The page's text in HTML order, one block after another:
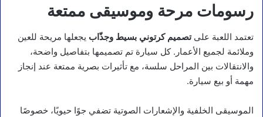
رسومات مرحة وموسيقى ممتعة
تعتمد اللعبة علىتصميم كرتوني بسيط وجذّاب يجعلها مريحة للعين
وملائمة لجميع الأعمار. كل سيارة تم تصميمها بتفاصيل واضحة،
والانتقالات بين المراحل سلسة، مع تأثيرات بصرية ممتعة عند إنجاز
مهمة أو بيع سيارة.
الموسيقى الخلفية والإشعارات الصوتية تضفي جوًا حيويًا، خصوصًا